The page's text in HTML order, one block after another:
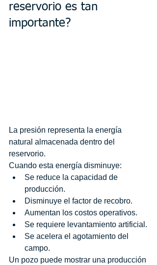
reservorio es tan
importante?
La presión representa la energía
natural almacenada dentro del
reservorio.
Cuando esta energía disminuye:
Se reduce la capacidad de
producción.
Disminuye el factor de recobro.
Aumentan los costos operativos.
Se requiere levantamiento artificial.
Se acelera el agotamiento del
campo.
Un pozo puede mostrar una producción